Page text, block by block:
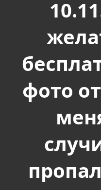
фото